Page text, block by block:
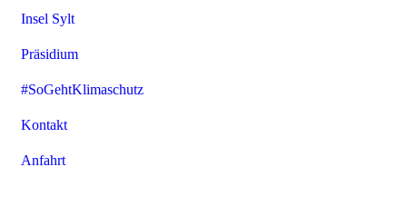
Insel Sylt
Präsidium
#SoGehtKlimaschutz
Kontakt
Anfahrt